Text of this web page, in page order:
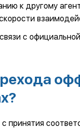
к другому
с
принятия